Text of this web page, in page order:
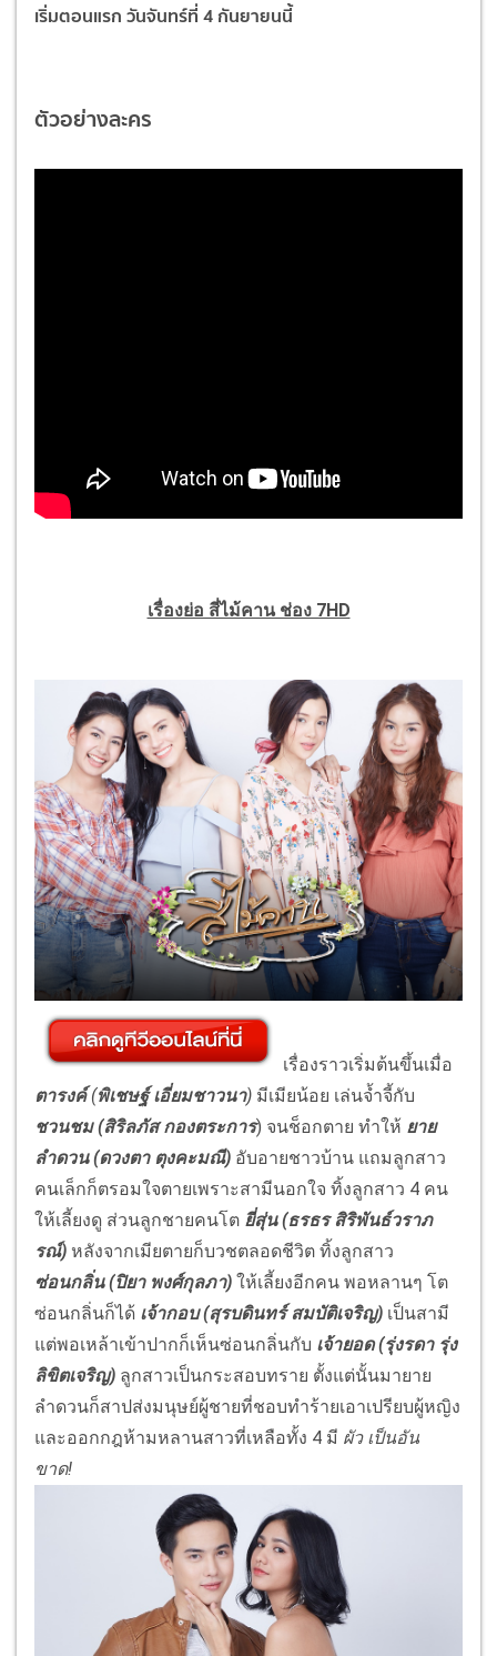
เริ่มตอนแรก วันจันทร์ที่ 4 กันยายนนี้
ตัวอย่างละคร
เรื่องย่อ สี่ไม้คาน ช่อง 7HD
เรื่องราวเริ่มต้นขึ้นเมื่อ
ตารงค์ (พิเชษฐ์ เอี่ยมชาวนา) มีเมียน้อย เล่นจ้ำจี้กับ
ชวนชม (สิริลภัส กองตระการ) จนช็อกตาย ทำให้ ยาย
ลำดวน (ดวงตา ตุงคะมณี) อับอายชาวบ้าน แถมลูกสาว
คนเล็กก็ตรอมใจตายเพราะสามีนอกใจ ทิ้งลูกสาว 4 คน
ให้เลี้ยงดู ส่วนลูกชายคนโต ยี่สุ่น (ธรธร สิริพันธ์วราภ
รณ์) หลังจากเมียตายก็บวชตลอดชีวิต ทิ้งลูกสาว
ซ่อนกลิ่น (ปิยา พงศ์กุลภา) ให้เลี้ยงอีกคน พอหลานๆ โต
ซ่อนกลิ่นก็ได้ เจ้ากอบ (สุรบดินทร์ สมบัติเจริญ) เป็นสามี
แต่พอเหล้าเข้าปากก็เห็นซ่อนกลิ่นกับ เจ้ายอด (รุ่งรดา รุ่ง
ลิขิตเจริญ) ลูกสาวเป็นกระสอบทราย ตั้งแต่นั้นมายาย
ลำดวนก็สาปส่งมนุษย์ผู้ชายที่ชอบทำร้ายเอาเปรียบผู้หญิง
และออกกฎห้ามหลานสาวที่เหลือทั้ง 4 มี ผัว เป็นอัน
ขาด!